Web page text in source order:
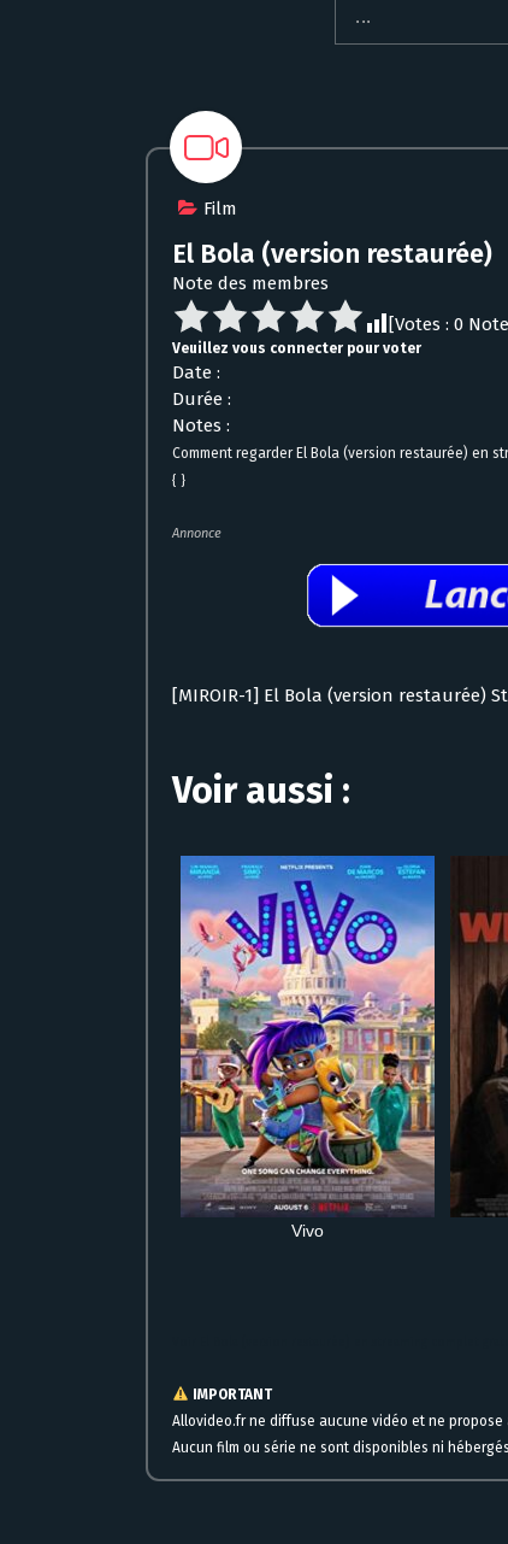
Film
El Bola (version restaurée)
Note des membres
[Votes : 0
Veuillez vous connecter pour voter
Date :
Durée :
Notes :
Comment regarder El Bola (version restaurée) en
{ }
Annonce
[MIROIR-1] El Bola (version restaurée)
Voir aussi :
Vivo
IMPORTANT
Allovideo.fr ne diffuse aucune vidéo et ne
Aucun film ou série ne sont disponibles ni